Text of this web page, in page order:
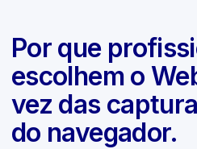
Por que
escolhem o
vez das
do navegador.